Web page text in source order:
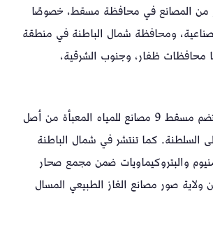
من المصانع في محافظة مسقط، خصوصًا
ومحافظة شمال الباطنة في منطقة
محافظات ظفار، وجنوب الشرقية،
فعلى سبيل المثال، تضم مسقط 9 مصانع للمياه المعبأة من أصل
السلطنة. كما تنتشر في شمال الباطنة
والبتروكيماويات ضمن مجمع صحار
ولاية صور مصانع الغاز الطبيعي المسال